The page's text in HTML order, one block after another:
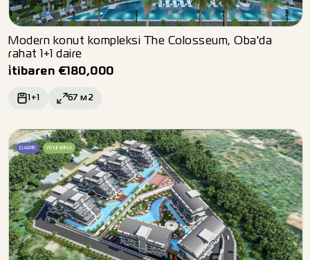
Modern konut kompleksi The Colosseum, Oba'da
rahat 1+1 daire
i̇tibaren € 180,000
1+1 67 м2
DAIRE YENI BINA